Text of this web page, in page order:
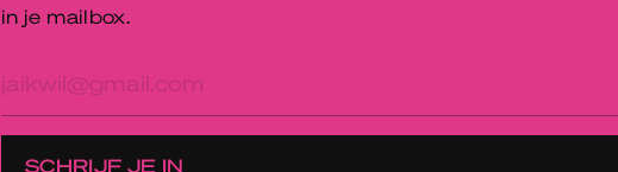
in je mailbox.
mailadres
SCHRIJF JE IN